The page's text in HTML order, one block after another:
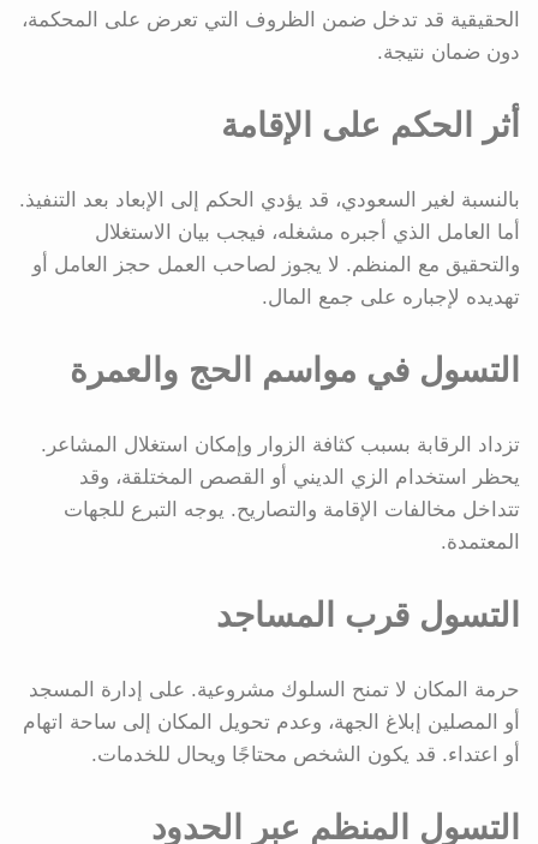
الحقيقية قد تدخل ضمن الظروف التي تعرض على المحكمة،
دون ضمان نتيجة.
أثر الحكم على الإقامة
بالنسبة لغير السعودي، قد يؤدي الحكم إلى الإبعاد بعد التنفيذ.
أما العامل الذي أجبره مشغله، فيجب بيان الاستغلال
والتحقيق مع المنظم. لا يجوز لصاحب العمل حجز العامل أو
تهديده لإجباره على جمع المال.
التسول في مواسم الحج والعمرة
تزداد الرقابة بسبب كثافة الزوار وإمكان استغلال المشاعر.
يحظر استخدام الزي الديني أو القصص المختلقة، وقد
تتداخل مخالفات الإقامة والتصاريح. يوجه التبرع للجهات
المعتمدة.
التسول قرب المساجد
حرمة المكان لا تمنح السلوك مشروعية. على إدارة المسجد
أو المصلين إبلاغ الجهة، وعدم تحويل المكان إلى ساحة اتهام
أو اعتداء. قد يكون الشخص محتاجًا ويحال للخدمات.
التسول المنظم عبر الحدود